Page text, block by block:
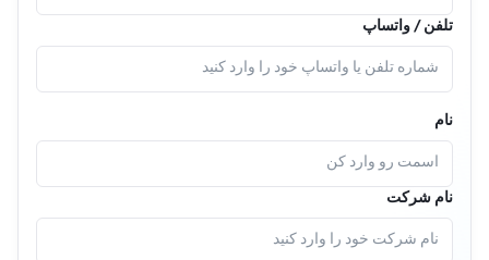
تلفن / واتساپ
نام
نام شرکت